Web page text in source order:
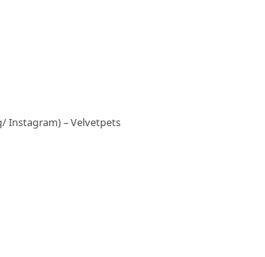
Instagram) – Velvetpets